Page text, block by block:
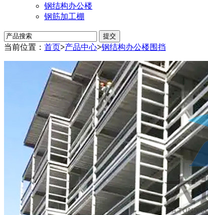
钢结构办公楼
钢筋加工棚
当前位置： 首页>产品中心>钢结构办公楼围挡